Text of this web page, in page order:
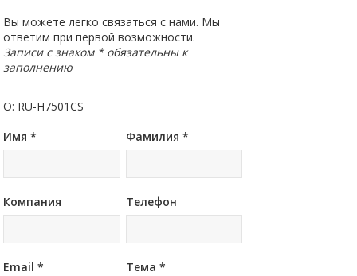
Вы можете легко связаться с нами. Мы
ответим при первой возможности.
Записи с знаком * обязательны к
заполнению
О: RU-H7501CS
Имя *
Фамилия *
Компания Телефон
Email * Тема *